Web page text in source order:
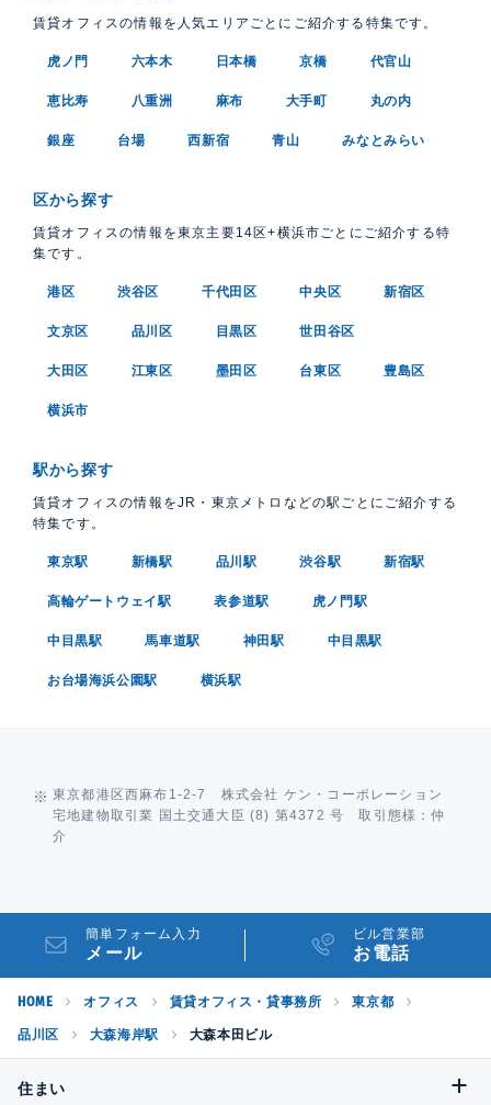
賃貸オフィスの情報を人気エリアごとにご紹介する特集です。
虎ノ門 六本木 日本橋 京橋 代官山
恵比寿 八重洲 麻布 大手町 丸の内
銀座 台場 西新宿 青山 みなとみらい
区から探す
賃貸オフィスの情報を東京主要14区+横浜市ごとにご紹介する特
集です。
港区 渋谷区 千代田区 中央区 新宿区
文京区 品川区 目黒区 世田谷区
大田区 江東区 墨田区 台東区 豊島区
横浜市
駅から探す
賃貸オフィスの情報をJR・東京メトロなどの駅ごとにご紹介する
特集です。
東京駅 新橋駅 品川駅 渋谷駅 新宿駅
高輪ゲートウェイ駅 表参道駅 虎ノ門駅
中目黒駅 馬車道駅 神田駅 中目黒駅
お台場海浜公園駅 横浜駅
東京都港区西麻布1-2-7 株式会社 ケン・コーポレーション
宅地建物取引業 国土交通大臣 (8) 第4372 号 取引態様：仲
介
簡単フォーム入力
メール
ビル営業部
お電話
HOME オフィス 賃貸オフィス・貸事務所 東京都
品川区 大森海岸駅 大森本田ビル
住まい